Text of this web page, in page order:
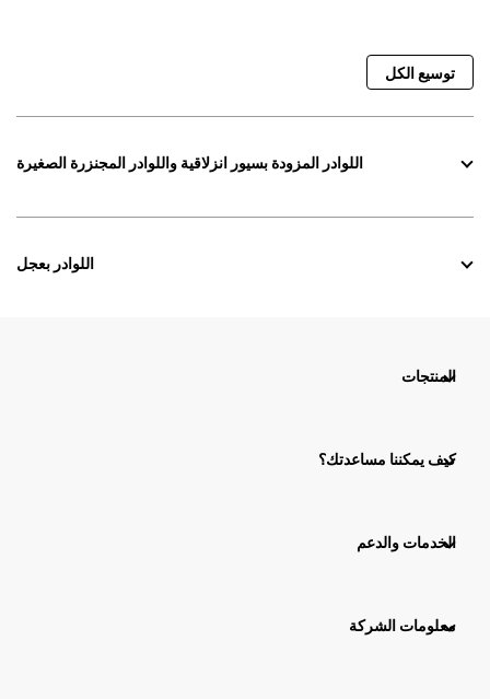
توسيع الكل
اللوادر المزودة بسيور انزلاقية واللوادر المجنزرة الصغيرة
اللوادر بعجل
المنتجات
كيف يمكننا مساعدتك؟
الخدمات والدعم
معلومات الشركة